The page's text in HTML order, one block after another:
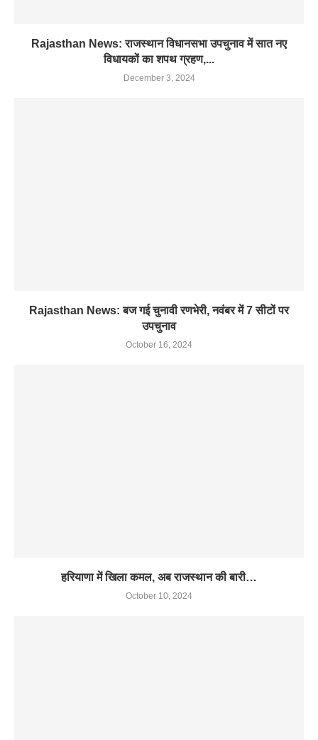
Rajasthan News: राजस्थान विधानसभा उपचुनाव में सात नए
विधायकों का शपथ ग्रहण,...
December 3, 2024
Rajasthan News: बज गई चुनावी रणभेरी, नवंबर में 7 सीटों पर
उपचुनाव
October 16, 2024
हरियाणा में खिला कमल, अब राजस्थान की बारी…
October 10, 2024